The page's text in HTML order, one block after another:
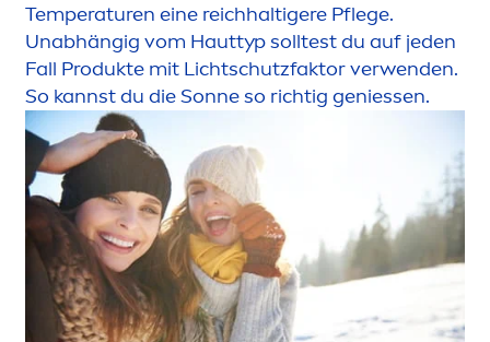
Temperaturen eine reichhaltigere Pflege.
Unabhängig vom Hauttyp solltest du auf jeden
Fall Produkte mit Lichtschutzfaktor verwenden.
So kannst du die Sonne so richtig geniessen.